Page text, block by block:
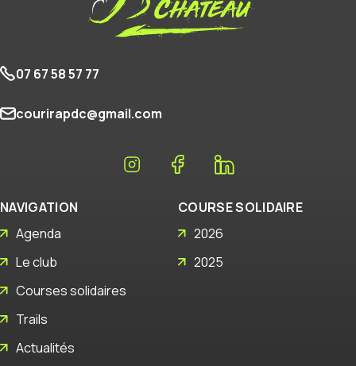
07 67 58 57 77
courirapdc@gmail.com
NAVIGATION
Agenda
Le club
Courses solidaires
Trails
Actualités
COURSE SOLIDAIRE
2026
2025